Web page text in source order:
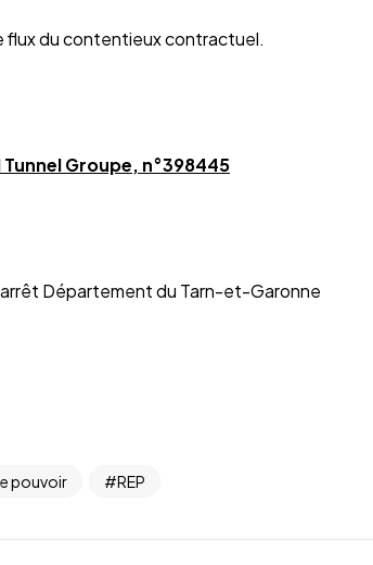
flux du contentieux contractuel.
Tunnel Groupe, n°398445
Département du Tarn-et-Garonne
pouvoir REP